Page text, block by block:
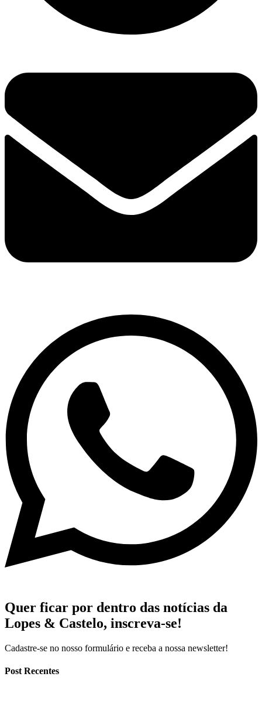
Quer ficar por dentro das notícias da
Lopes & Castelo, inscreva-se!
Cadastre-se no nosso formulário e receba a nossa newsletter!
Post Recentes